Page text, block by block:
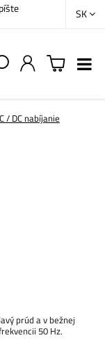
SK
/ DC nabíjanie
prúd a v bežnej
50 Hz.